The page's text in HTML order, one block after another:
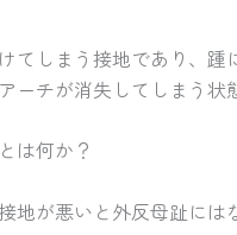
てしまう接地であり、
チが消失してしまう状
は何か？
地が悪いと外反母趾に